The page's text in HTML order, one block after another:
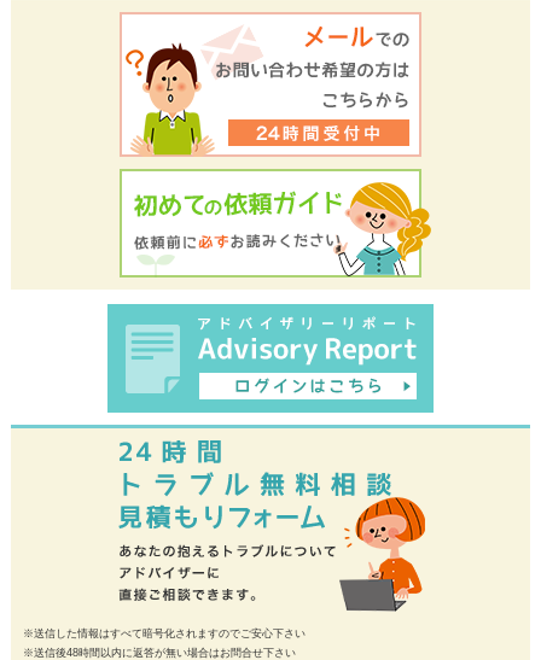
※送信した情報はすべて暗号化されますのでご安心下さい
※送信後48時間以内に返答が無い場合はお問合せ下さい